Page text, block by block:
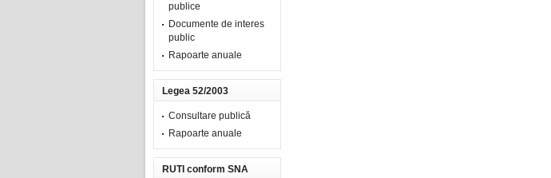
publice
Documente de interes
public
Rapoarte anuale
Legea 52/2003
Consultare publică
Rapoarte anuale
RUTI conform SNA